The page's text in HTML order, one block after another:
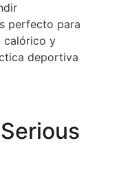
perfecto para
calórico y
deportiva